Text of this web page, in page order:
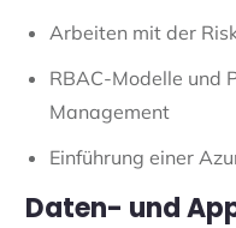
Arbeiten mit der
RBAC-Modelle und
Management
Einführung einer
Daten- und